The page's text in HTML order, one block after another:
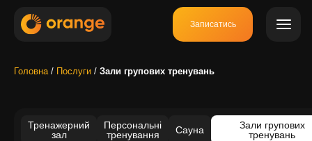
Записатись
Головна/ Послуги / Зали групових тренувань
Тренажерний
зал
Персональні
тренування
Сауна
Зали групових
тренувань